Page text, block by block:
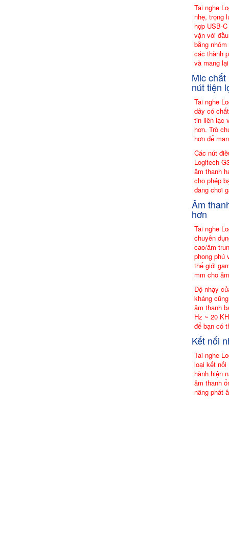
Tai nghe
nhẹ, trọng
hợp USB-
vặn với
bằng
các thành
và mang
Mic
nút tiện
Tai nghe
dây có
tin liên lạc
hơn. Trò
hơn để
Các nút
Logitech
âm thanh
cho phép
đang chơi
Âm
hơn
Tai nghe
chuyên
cao/âm
phong phú
thế giới
mm cho
Độ nhạy
kháng
âm thanh
Hz ~ 20
để bạn có
Kết nối
Tai nghe
loại kết nối
hành hiện
âm thanh
năng phát